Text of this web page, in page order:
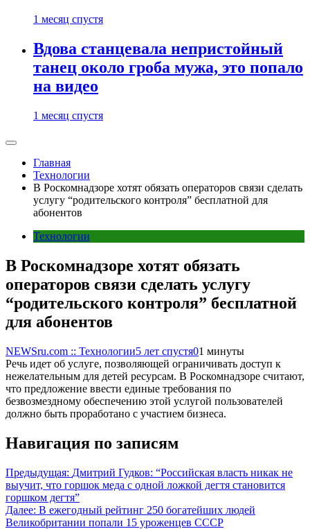
1 месяц спустя
Вдова станцевала непристойный
танец около гроба мужа, это попало
на видео
1 месяц спустя
Главная
Технологии
В Роскомнадзоре хотят обязать операторов связи сделать
услугу “родительского контроля” бесплатной для
абонентов
Технологии
В Роскомнадзоре хотят обязать
операторов связи сделать услугу
“родительского контроля” бесплатной
для абонентов
NEWSru.com :: Технологии5 лет спустя01 минуты
Речь идет об услуге, позволяющей ограничивать доступ к
нежелательным для детей ресурсам. В Роскомнадзоре считают,
что предложение ввести единые требования по
безвозмездному обеспечению этой услугой пользователей
должно быть проработано с участием бизнеса.
Навигация по записям
Предыдущая: Дмитрий Гудков: “Российская власть никак не
выучит, что горшок меда с одной ложкой дегтя становится
горшком дегтя”
Далее: В ежегодный рейтинг 250 богатейших людей
Великобритании попали 15 уроженцев СССР